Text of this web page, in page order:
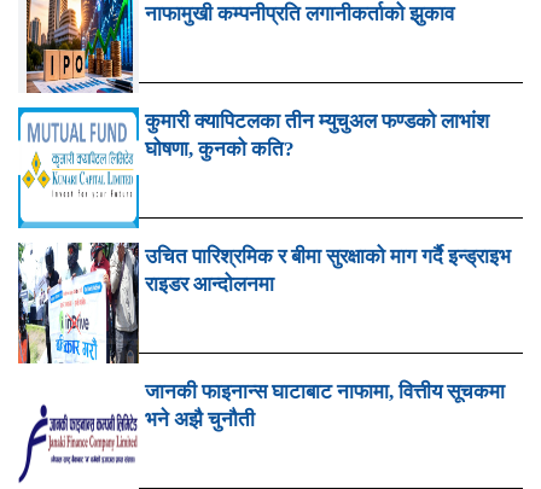
नाफामुखी कम्पनीप्रति लगानीकर्ताको झुकाव
कुमारी क्यापिटलका तीन म्युचुअल फण्डको लाभांश
घोषणा, कुनको कति?
उचित पारिश्रमिक र बीमा सुरक्षाको माग गर्दै इन्ड्राइभ
राइडर आन्दोलनमा
जानकी फाइनान्स घाटाबाट नाफामा, वित्तीय सूचकमा
भने अझै चुनौती